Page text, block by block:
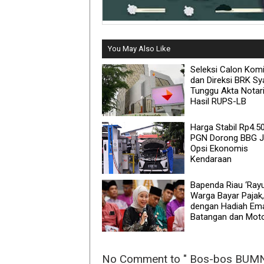
You May Also Like
Seleksi Calon
dan Direksi BRK
Tunggu Akta
Hasil RUPS-LB
Harga Stabil
PGN Dorong BBG
Opsi Ekonomis
Kendaraan
Bapenda Riau
Warga Bayar Pajak,
dengan Hadiah
Batangan dan
No Comment to " Bos-bos